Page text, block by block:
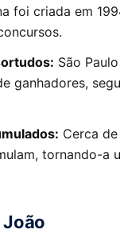
foi criada em
São
ganhadores,
Cerca
tornando-a
João